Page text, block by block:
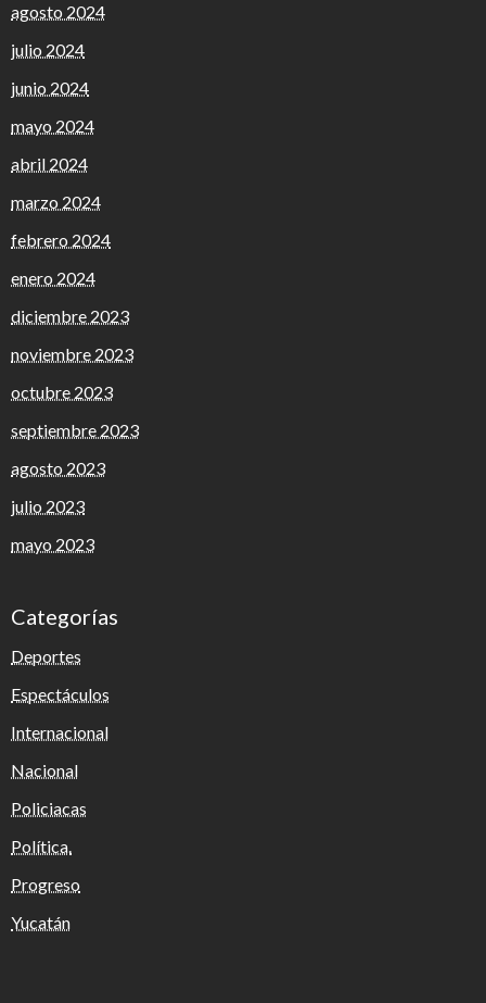
agosto 2024
julio 2024
junio 2024
mayo 2024
abril 2024
marzo 2024
febrero 2024
enero 2024
diciembre 2023
noviembre 2023
octubre 2023
septiembre 2023
agosto 2023
julio 2023
mayo 2023
Categorías
Deportes
Espectáculos
Internacional
Nacional
Policiacas
Política.
Progreso
Yucatán